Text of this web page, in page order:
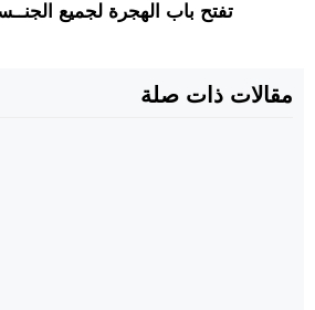
تفتح باب الهجرة لجميع
مقالات ذات صلة